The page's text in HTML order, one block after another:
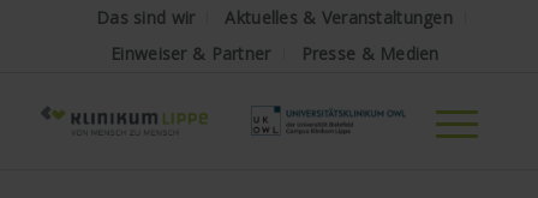
Das sind wir
Aktuelles & Veranstaltungen
Einweiser & Partner
Presse & Medien